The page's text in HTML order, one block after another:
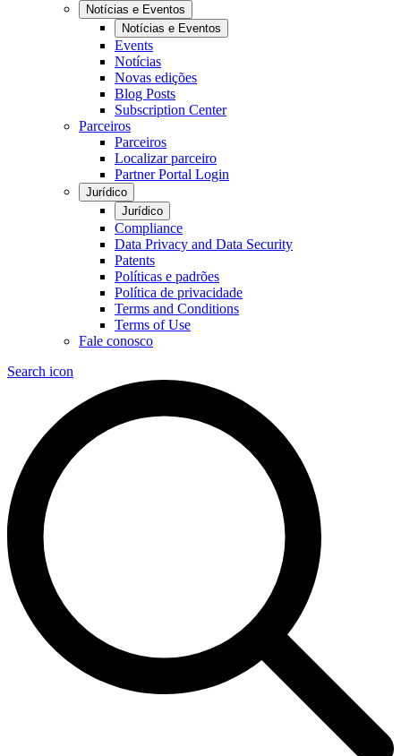
Notícias e Eventos
Notícias e Eventos
Events
Notícias
Novas edições
Blog Posts
Subscription Center
Parceiros
Parceiros
Localizar parceiro
Partner Portal Login
Jurídico
Jurídico
Compliance
Data Privacy and Data Security
Patents
Políticas e padrões
Política de privacidade
Terms and Conditions
Terms of Use
Fale conosco
Search icon